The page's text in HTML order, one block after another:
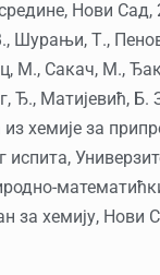
Нови Сад,
Шурањи, Т.,
М., Сакач, М.,
Ђ., Матијевић, Б.
из хемије за
испита,
за хемију, Нови